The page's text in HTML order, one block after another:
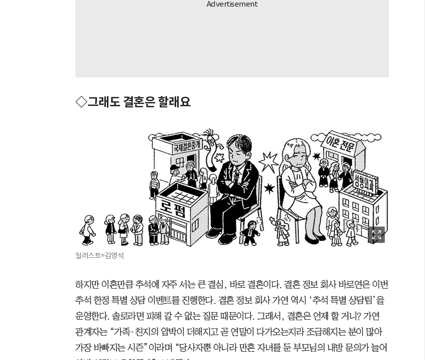
◇그래도 결혼은 할래요
일러스트=김영석
하지만 이혼만큼 추석에 자주 서는 큰 결심, 바로 결혼이다. 결혼 정보 회사 바로연은 이번
추석 한정 특별 상담 이벤트를 진행한다. 결혼 정보 회사 가연 역시 ‘추석 특별 상담팀’을
운영한다. 솔로라면 피해 갈 수 없는 질문 때문이다. 그래서, 결혼은 언제 할 거니? 가연
관계자는 “가족·친지의 압박이 더해지고 곧 연말이 다가오는지라 조급해지는 분이 많아
가장 바빠지는 시즌”이라며 “당사자뿐 아니라 만혼 자녀를 둔 부모님의 내방 문의가 늘어